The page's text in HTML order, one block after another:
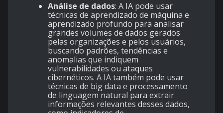
Análise de dados: A IA pode usar
técnicas de aprendizado de máquina e
aprendizado profundo para analisar
grandes volumes de dados gerados
pelas organizações e pelos usuários,
buscando padrões, tendências e
anomalias que indiquem
vulnerabilidades ou ataques
cibernéticos. A IA também pode usar
técnicas de big data e processamento
de linguagem natural para extrair
informações relevantes desses dados,